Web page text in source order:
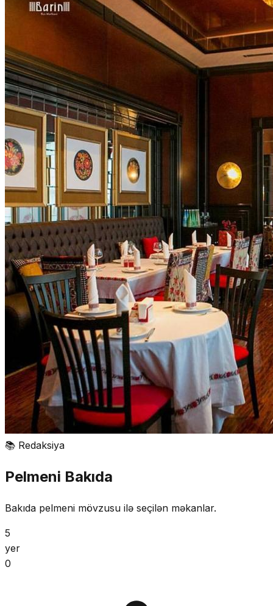
📚 Redaksiya
Pelmeni Bakıda
Bakıda pelmeni mövzusu ilə seçilən məkanlar.
5
yer
0